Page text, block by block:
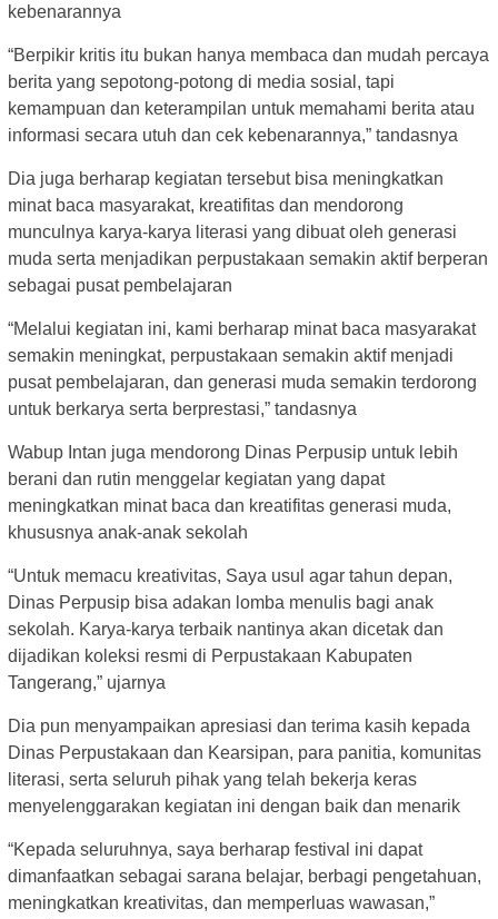
kebenarannya
“Berpikir kritis itu bukan hanya membaca dan mudah percaya
berita yang sepotong-potong di media sosial, tapi
kemampuan dan keterampilan untuk memahami berita atau
informasi secara utuh dan cek kebenarannya,” tandasnya
Dia juga berharap kegiatan tersebut bisa meningkatkan
minat baca masyarakat, kreatifitas dan mendorong
munculnya karya-karya literasi yang dibuat oleh generasi
muda serta menjadikan perpustakaan semakin aktif berperan
sebagai pusat pembelajaran
“Melalui kegiatan ini, kami berharap minat baca masyarakat
semakin meningkat, perpustakaan semakin aktif menjadi
pusat pembelajaran, dan generasi muda semakin terdorong
untuk berkarya serta berprestasi,” tandasnya
Wabup Intan juga mendorong Dinas Perpusip untuk lebih
berani dan rutin menggelar kegiatan yang dapat
meningkatkan minat baca dan kreatifitas generasi muda,
khususnya anak-anak sekolah
“Untuk memacu kreativitas, Saya usul agar tahun depan,
Dinas Perpusip bisa adakan lomba menulis bagi anak
sekolah. Karya-karya terbaik nantinya akan dicetak dan
dijadikan koleksi resmi di Perpustakaan Kabupaten
Tangerang,” ujarnya
Dia pun menyampaikan apresiasi dan terima kasih kepada
Dinas Perpustakaan dan Kearsipan, para panitia, komunitas
literasi, serta seluruh pihak yang telah bekerja keras
menyelenggarakan kegiatan ini dengan baik dan menarik
“Kepada seluruhnya, saya berharap festival ini dapat
dimanfaatkan sebagai sarana belajar, berbagi pengetahuan,
meningkatkan kreativitas, dan memperluas wawasan,”